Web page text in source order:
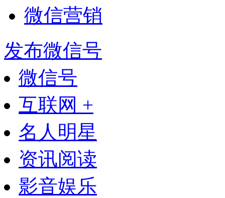
微信营销
发布微信号
微信号
互联网 +
名人明星
资讯阅读
影音娱乐